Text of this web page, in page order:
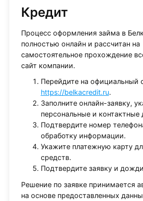
Кредит
Процесс оформления займа в
полностью онлайн и рассчитан на
самостоятельное прохождение
сайт компании.
Перейдите на официальный
https://belkacredit.ru.
Заполните онлайн-заявку,
персональные и контактные
Подтвердите номер
обработку информации.
Укажите платежную карту
средств.
Подтвердите заявку и
Решение по заявке принимается
на основе предоставленных